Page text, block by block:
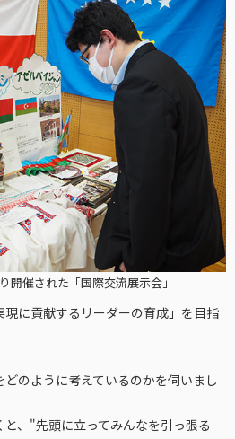
開催された「国際交流展示会」
現に貢献するリーダーの育成」を目指
のように考えているのかを伺いまし
と、"先頭に立ってみんなを引っ張る